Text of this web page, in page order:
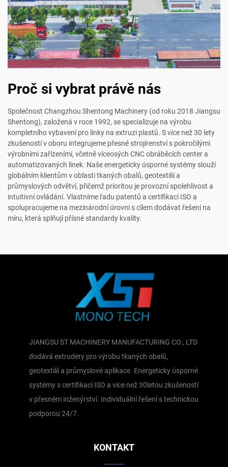
Proč si vybrat právě nás
Společnost Changzhou Shentong Machinery (od roku 2018 Jiangsu
Shentong), založená v roce 1992, se specializuje na výrobu
kompletního vybavení pro linky na extruzi plastů. S více než 30 lety
zkušeností v oboru integrujeme přesné strojírenství s pokročilými
výrobními zařízeními, včetně víceosých CNC obráběcích center a
automatizovaných linek. Naše energeticky úsporné systémy slouží
globálním klientům v oblasti tkaných obalů, geotextilií a
průmyslových odvětví, přičemž prioritou je provozní spolehlivost a
intuitivní ovládání. Vlastníme řadu patentů a certifikací ISO a
spolupracujeme na mezinárodní úrovni s cílem dodávat řešení na
míru, která splňují přísné standardy kvality.
JIANGSU ST MACHINERY MANUFACTURING CO., LTD
dodává extrudery pro výrobu tkaných obalů,
geotextilií a průmyslové aplikace. Energeticky úsporné
systémy s certifikací ISO a více než 30letou zkušeností
v přesném inženýrství. Individuální řešení s technickou
podporou 24/7.
KONTAKT